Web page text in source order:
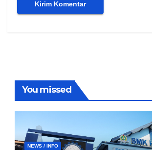
You missed
NEWS / INFO